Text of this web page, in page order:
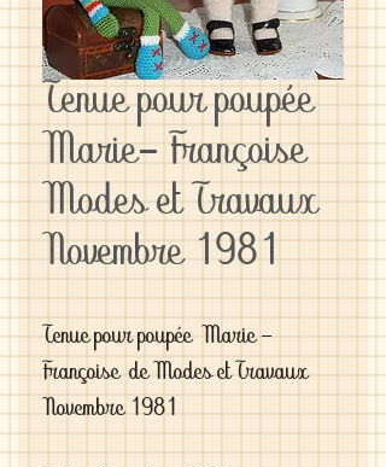
Tenue pour poupée
Marie- Françoise
Modes et Travaux
Novembre 1981
Tenue pour poupée Marie -
Françoise de Modes et Travaux
Novembre 1981